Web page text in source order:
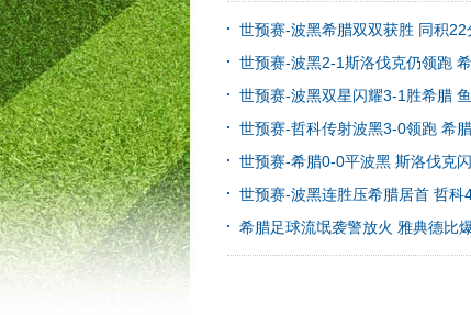
世预赛-波黑希腊双双获胜 同积
世预赛-波黑2-1斯洛伐克仍领跑
世预赛-波黑双星闪耀3-1胜希腊
世预赛-哲科传射波黑3-0领跑 希
世预赛-希腊0-0平波黑 斯洛伐克
世预赛-波黑连胜压希腊居首 哲科
希腊足球流氓袭警放火 雅典德比